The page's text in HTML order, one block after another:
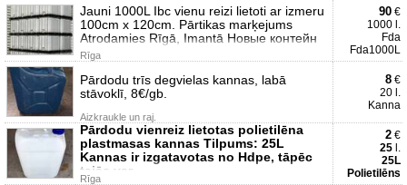
Jauni 1000L Ibc vienu reizi lietoti ar izmeru
100cm x 120cm. Pārtikas marķejums
Atrodamies Rīgā, Imantā Новые контейн
Rīga
90 €
1000 l.
Fda
Fda1000L
Pārdodu trīs degvielas kannas, labā
stāvoklī, 8€/gb.
Aizkraukle un raj.
8 €
20 l.
Kanna
Pārdodu vienreiz lietotas polietilēna
plastmasas kannas Tilpums: 25L
Kannas ir izgatavotas no Hdpe, tāpēc
tajās var
Rīga
2 €
25 l.
25L
Polietilēns